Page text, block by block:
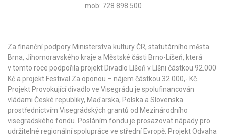
mob: 728 898 500
Za finanční podpory Ministerstva kultury ČR, statutárního města
Brna, Jihomoravského kraje a Městské části Brno-Líšeň, která
v tomto roce podpořila projekt Divadlo Líšeň v Líšni částkou 92.000
Kč a projekt Festival Za oponou – nájem částkou 32.000,- Kč.
Projekt Provokující divadlo ve Visegrádu je spolufinancován
vládami České republiky, Maďarska, Polska a Slovenska
prostřednictvím Visegrádských grantů od Mezinárodního
visegradského fondu. Posláním fondu je prosazovat nápady pro
udržitelné regionální spolupráce ve střední Evropě. Projekt Odvaha